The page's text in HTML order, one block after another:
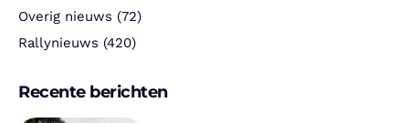
Overig nieuws (72)
Rallynieuws (420)
Recente berichten